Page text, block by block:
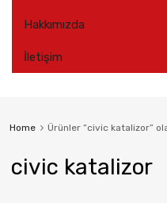
Hakkımızda
İletişim
Home Ürünler “civic katalizor”
civic katalizor